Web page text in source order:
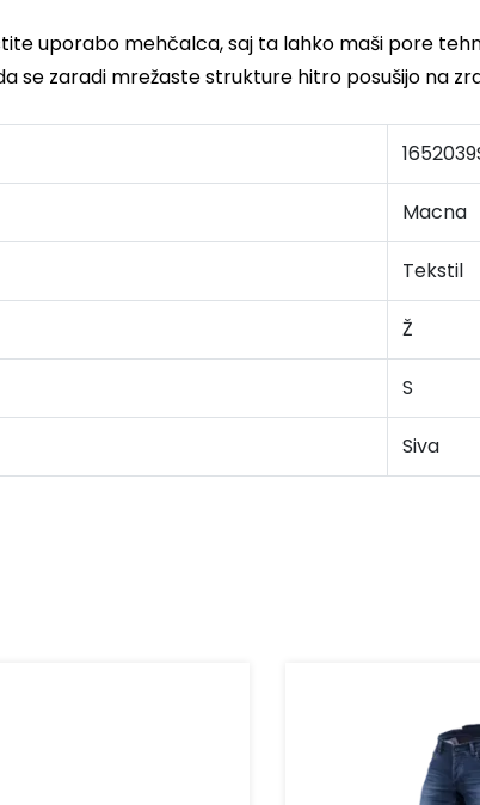
uporabo mehčalca, saj ta lahko maši pore
se zaradi mrežaste strukture hitro posušijo na
Macna
Tekstil
Ž
S
Siva